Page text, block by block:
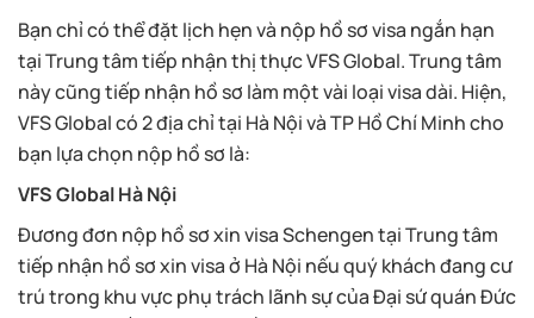
Bạn chỉ có thể đặt lịch hẹn và nộp hồ sơ visa ngắn hạn
tại Trung tâm tiếp nhận thị thực VFS Global. Trung tâm
này cũng tiếp nhận hồ sơ làm một vài loại visa dài. Hiện,
VFS Global có 2 địa chỉ tại Hà Nội và TP Hồ Chí Minh cho
bạn lựa chọn nộp hồ sơ là:
VFS Global Hà Nội
Đương đơn nộp hồ sơ xin visa Schengen tại Trung tâm
tiếp nhận hồ sơ xin visa ở Hà Nội nếu quý khách đang cư
trú trong khu vực phụ trách lãnh sự của Đại sứ quán Đức